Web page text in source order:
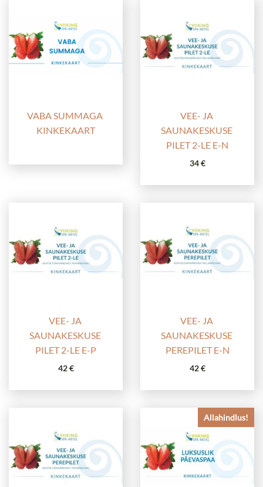
VABA SUMMAGA
KINKEKAART
VEE- JA
SAUNAKESKUSE
PILET 2-LE E-N
34€
VEE- JA
SAUNAKESKUSE
PILET 2-LE E-P
42€
VEE- JA
SAUNAKESKUSE
PEREPILET E-N
42€
Allahindlus!